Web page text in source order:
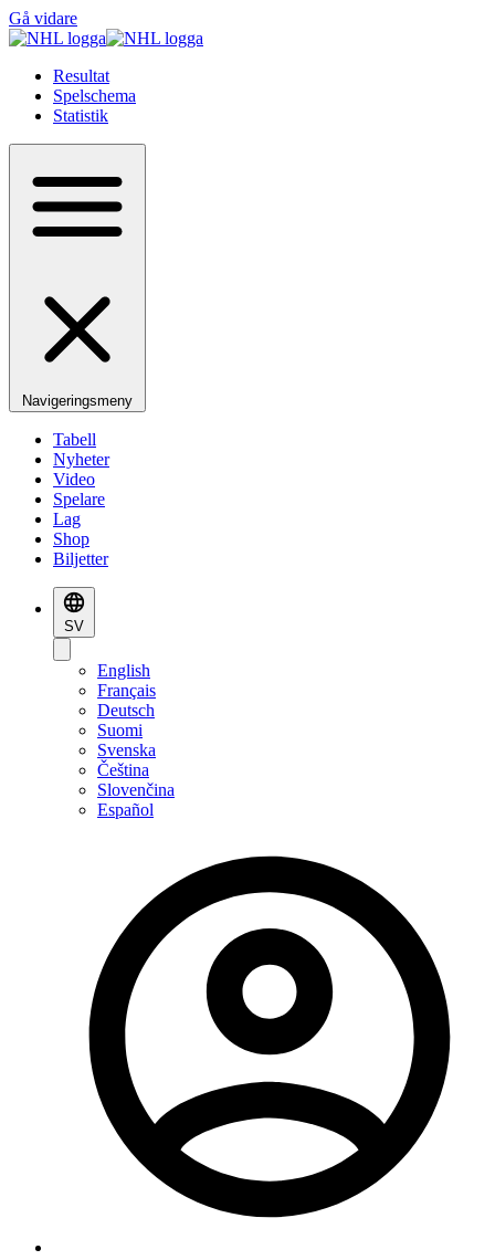
Gå vidare
Resultat
Spelschema
Statistik
Navigeringsmeny
Tabell
Nyheter
Video
Spelare
Lag
Shop
Biljetter
SV
English
Français
Deutsch
Suomi
Svenska
Čeština
Slovenčina
Español